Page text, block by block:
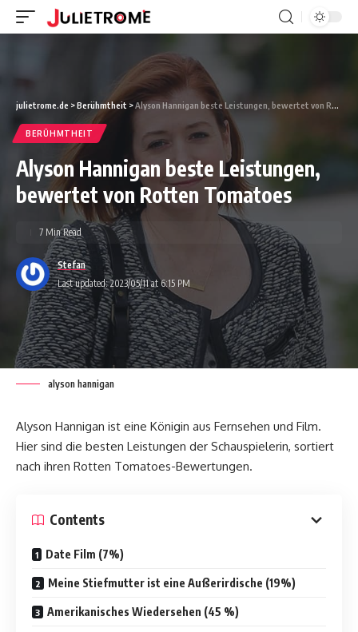
julietrome.de >Berühmtheit >Alyson Hannigan beste Leistungen, bewertet von Rotten Tomatoes
BERÜHMTHEIT
Alyson Hannigan beste Leistungen,
bewertet von Rotten Tomatoes
Last updated: 2023/05/11 at 6:15 PM
Stefan
7 Min Read
alyson hannigan
Alyson Hannigan ist eine Königin aus Fernsehen und Film.
Hier sind die besten Leistungen der Schauspielerin, sortiert
nach ihren Rotten Tomatoes-Bewertungen.
Contents
Date Film (7%)
Meine Stiefmutter ist eine Außerirdische (19%)
Amerikanisches Wiedersehen (45 %)